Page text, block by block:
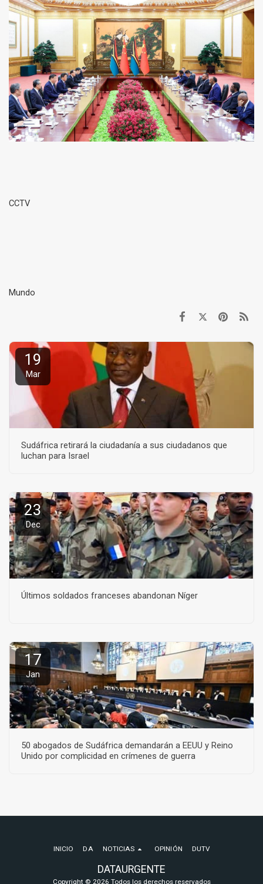
CCTV
Mundo
19
Mar
Sudáfrica retirará la ciudadanía a sus ciudadanos que
luchan para Israel
23
Dec
Últimos soldados franceses abandonan Níger
17
Jan
50 abogados de Sudáfrica demandarán a EEUU y Reino
Unido por complicidad en crímenes de guerra
DATAURGENTE
Copyright © 2026 Todos los derechos reservados
INICIO DA NOTICIAS OPINIÓN DUTV